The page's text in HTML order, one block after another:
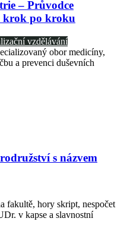
– Průvodce
krok po kroku
vzdělávání
obor medicíny,
a prevenci duševních
s názvem
fakultě, hory skript, nespočet
v kapse a slavnostní